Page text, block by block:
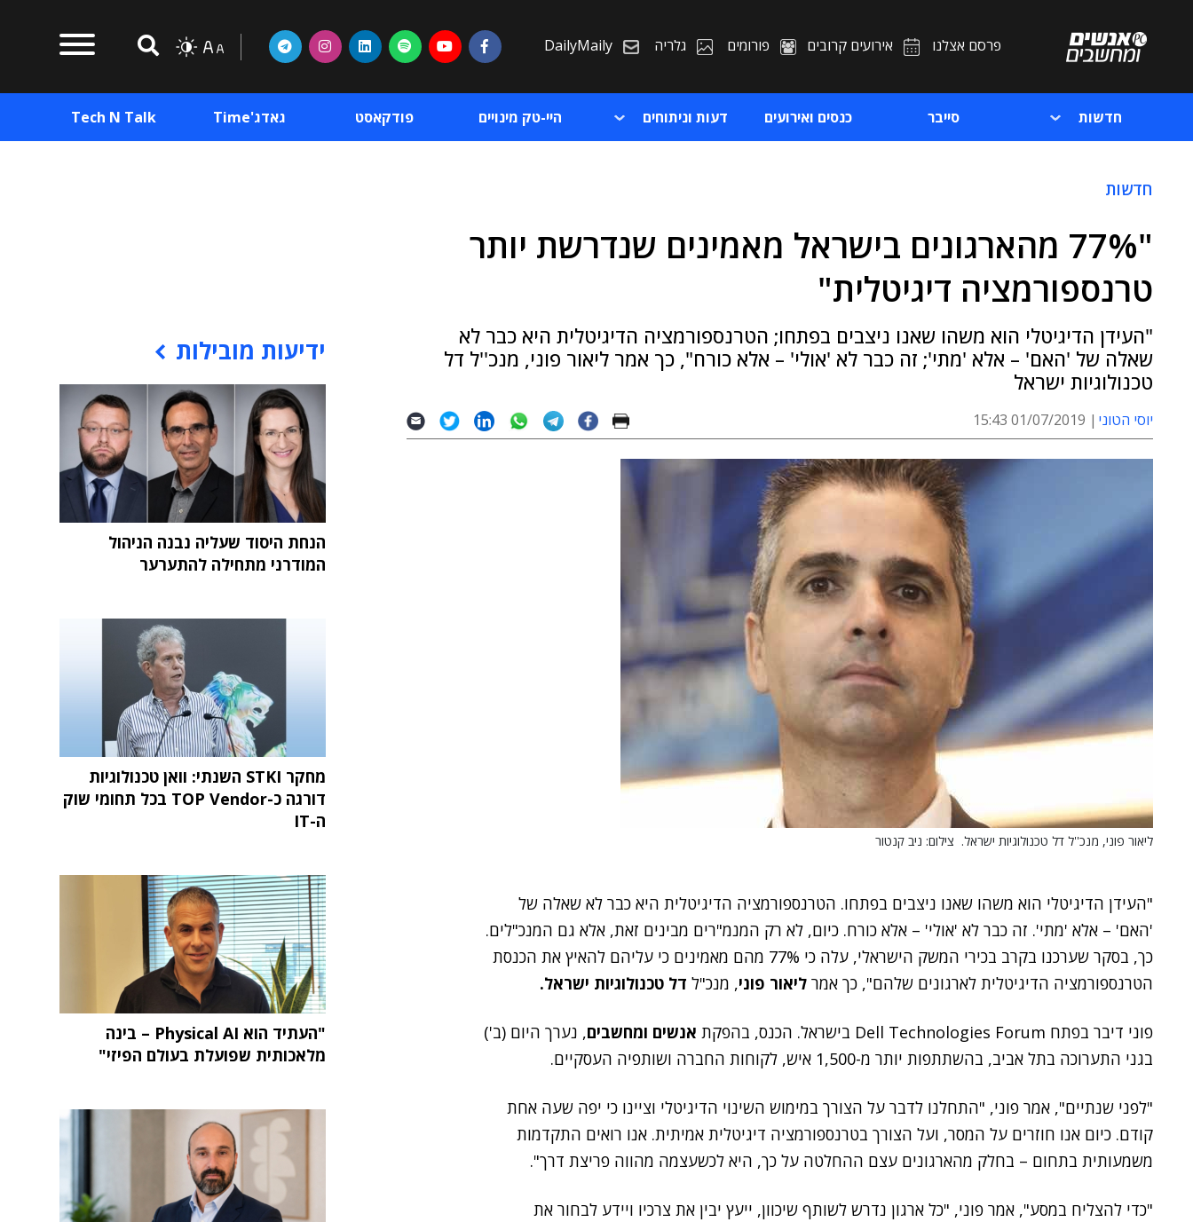
פרסם אצלנו אירועים קרובים פורומים גלריה DailyMaily
חדשות סייבר כנסים ואירועים דעות וניתוחים היי-טק מינויים פודקאסט גאדג'Time Tech N Talk
חדשות
"77% מהארגונים בישראל מאמינים שנדרשת יותר
טרנספורמציה דיגיטלית"
"העידן הדיגיטלי הוא משהו שאנו ניצבים בפתחו; הטרנספורמציה הדיגיטלית היא כבר לא
שאלה של 'האם' – אלא 'מתי'; זה כבר לא 'אולי' – אלא כורח", כך אמר ליאור פוני, מנכ''ל דל
טכנולוגיות ישראל
יוסי הטוני 01/07/2019 15:43
ליאור פוני, מנכ''ל דל טכנולוגיות ישראל. צילום: ניב קנטור
"העידן הדיגיטלי הוא משהו שאנו ניצבים בפתחו. הטרנספורמציה הדיגיטלית היא כבר לא שאלה של
'האם' – אלא 'מתי'. זה כבר לא 'אולי' – אלא כורח. כיום, לא רק המנמ"רים מבינים זאת, אלא גם המנכ"לים.
כך, בסקר שערכנו בקרב בכירי המשק הישראלי, עלה כי 77% מהם מאמינים כי עליהם להאיץ את הכנסת
הטרנספורמציה הדיגיטלית לארגונים שלהם", כך אמר ליאור פוני, מנכ"ל דל טכנולוגיות ישראל.
פוני דיבר בפתח Dell Technologies Forum בישראל. הכנס, בהפקת אנשים ומחשבים, נערך היום (ב')
בגני התערוכה בתל אביב, בהשתתפות יותר מ-1,500 איש, לקוחות החברה ושותפיה העסקיים.
"לפני שנתיים", אמר פוני, "התחלנו לדבר על הצורך במימוש השינוי הדיגיטלי וציינו כי יפה שעה אחת
קודם. כיום אנו חוזרים על המסר, ועל הצורך בטרנספורמציה דיגיטלית אמיתית. אנו רואים התקדמות
משמעותית בתחום – בחלק מהארגונים עצם ההחלטה על כך, היא לכשעצמה מהווה פריצת דרך".
"כדי להצליח במסע", אמר פוני, "כל ארגון נדרש לשותף שיכוון, ייעץ יבין את צרכיו ויידע לבחור את
ידיעות מובילות
הנחת היסוד שעליה נבנה הניהול
המודרני מתחילה להתערער
מחקר STKI השנתי: וואן טכנולוגיות
דורגה כ-TOP Vendor בכל תחומי שוק
ה-IT
"העתיד הוא Physical AI – בינה
מלאכותית שפועלת בעולם הפיזי"